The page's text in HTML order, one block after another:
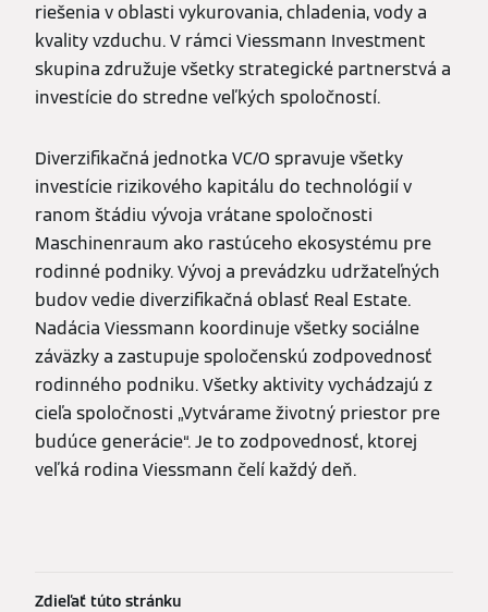
riešenia v oblasti vykurovania, chladenia, vody a
kvality vzduchu. V rámci Viessmann Investment
skupina združuje všetky strategické partnerstvá a
investície do stredne veľkých spoločností.
Diverzifikačná jednotka VC/O spravuje všetky
investície rizikového kapitálu do technológií v
ranom štádiu vývoja vrátane spoločnosti
Maschinenraum ako rastúceho ekosystému pre
rodinné podniky. Vývoj a prevádzku udržateľných
budov vedie diverzifikačná oblasť Real Estate.
Nadácia Viessmann koordinuje všetky sociálne
záväzky a zastupuje spoločenskú zodpovednosť
rodinného podniku. Všetky aktivity vychádzajú z
cieľa spoločnosti „Vytvárame životný priestor pre
budúce generácie“. Je to zodpovednosť, ktorej
veľká rodina Viessmann čelí každý deň.
Zdieľať túto stránku